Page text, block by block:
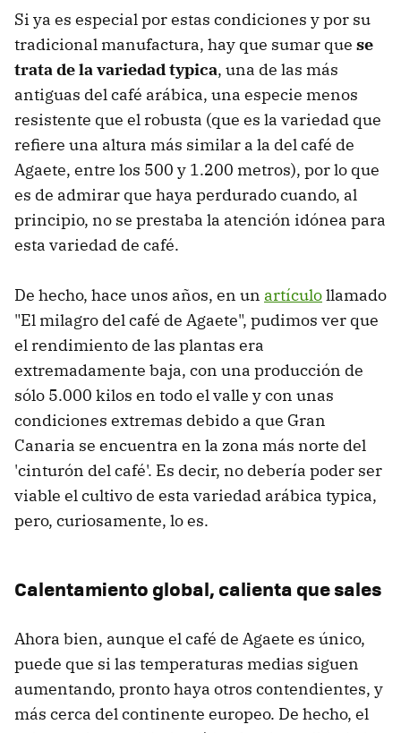
Si ya es especial por estas condiciones y por su
tradicional manufactura, hay que sumar que se
trata de la variedad typica, una de las más
antiguas del café arábica, una especie menos
resistente que el robusta (que es la variedad que
refiere una altura más similar a la del café de
Agaete, entre los 500 y 1.200 metros), por lo que
es de admirar que haya perdurado cuando, al
principio, no se prestaba la atención idónea para
esta variedad de café.
De hecho, hace unos años, en un artículollamado
"El milagro del café de Agaete", pudimos ver que
el rendimiento de las plantas era
extremadamente baja, con una producción de
sólo 5.000 kilos en todo el valle y con unas
condiciones extremas debido a que Gran
Canaria se encuentra en la zona más norte del
'cinturón del café'. Es decir, no debería poder ser
viable el cultivo de esta variedad arábica typica,
pero, curiosamente, lo es.
Calentamiento global, calienta que sales
Ahora bien, aunque el café de Agaete es único,
puede que si las temperaturas medias siguen
aumentando, pronto haya otros contendientes, y
más cerca del continente europeo. De hecho, el